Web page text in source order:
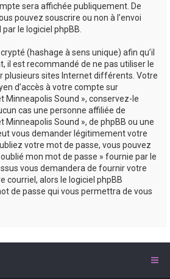
sera affichée publiquement. De
pouvez souscrire ou non à l’envoi
le logiciel phpBB.
(hashage à sens unique) afin qu’il
il est recommandé de ne pas utiliser le
plusieurs sites Internet différents. Votre
d’accès à votre compte sur
Minneapolis Sound », conservez-le
cas une personne affiliée de
Minneapolis Sound », de phpBB ou une
vous demander légitimement votre
votre mot de passe, vous pouvez
mon mot de passe » fournie par le
vous demandera de fournir votre
courriel, alors le logiciel phpBB
de passe qui vous permettra de vous